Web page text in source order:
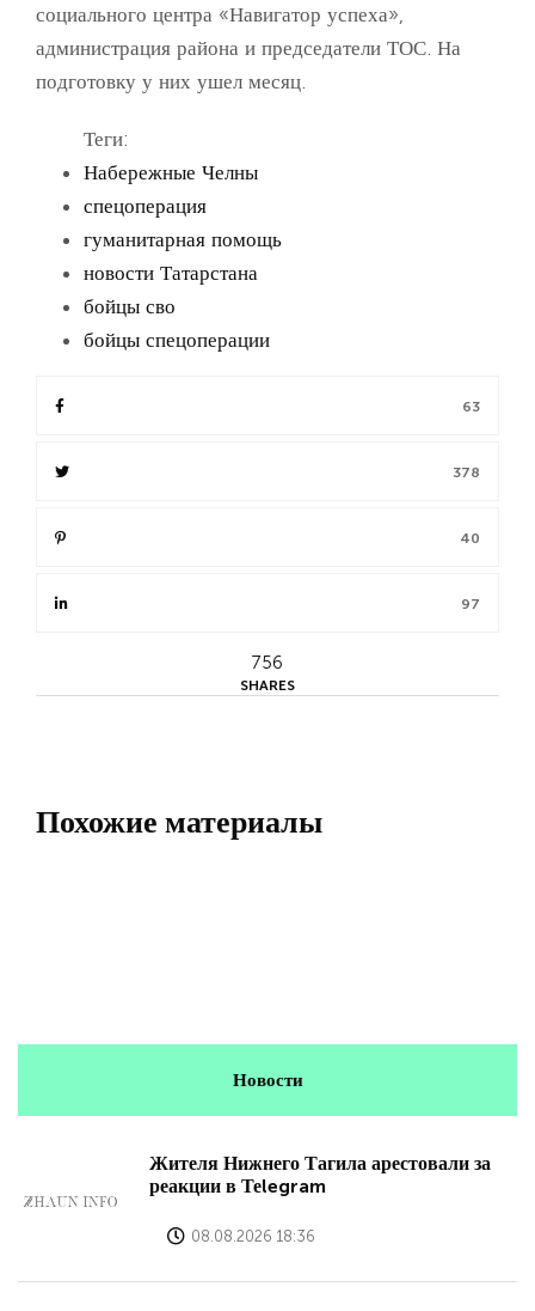
63
378
40
97
756
SHARES
социального центра «Навигатор успеха»,
администрация района и председатели ТОС. На
подготовку у них ушел месяц.
Теги:
Набережные Челны
спецоперация
гуманитарная помощь
новости Татарстана
бойцы сво
бойцы спецоперации
Похожие материалы
Новости
Жителя Нижнего Тагила арестовали за
реакции в Теlegram
08.08.2026 18:36